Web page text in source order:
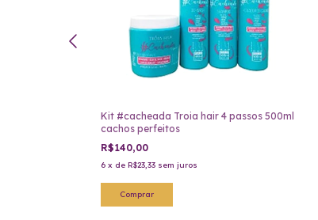
Kit #cacheada Troia hair 4 passos 500ml
cachos perfeitos
R$140,00
6 x de R$23,33 sem juros